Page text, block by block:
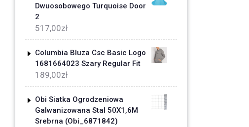
Dwuosobowego Turquoise Door
2
517,00zł
Columbia Bluza Csc Basic Logo
1681664023 Szary Regular Fit
189,00zł
Obi Siatka Ogrodzeniowa
Galwanizowana Stal 50X1,6M
Srebrna (Obi_6871842)